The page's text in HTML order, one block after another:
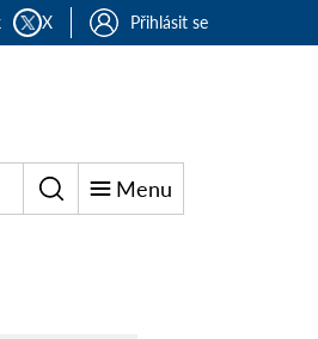
X Přihlásit se
Menu